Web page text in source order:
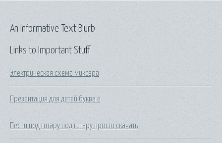
Links to Important Stuff
Электрическая схема миксера
Презентация для детей буква е
Песни под гитару под гитару прости скачать
An Informative Text Blurb